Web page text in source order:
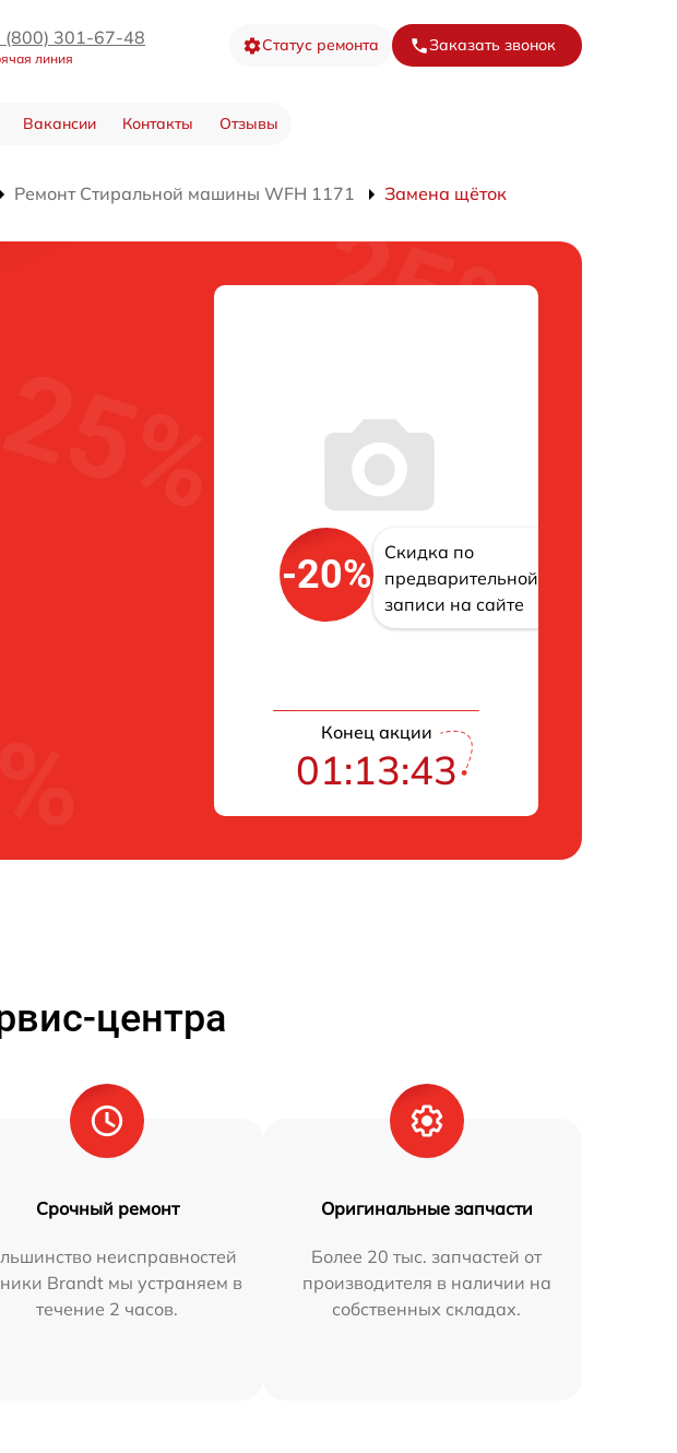
(800) 301-67-48
линия
Статус ремонта Заказать звонок
Вакансии Контакты Отзывы
Ремонт Стиральной машины WFH 1171 Замена щёток
-20%
Скидка по
предварительной
записи на сайте
Конец акции
01:13:42
центра
Срочный ремонт
неисправностей
Brandt мы устраняем в
течение 2 часов.
Оригинальные запчасти
Более 20 тыс. запчастей от
производителя в наличии на
собственных складах.